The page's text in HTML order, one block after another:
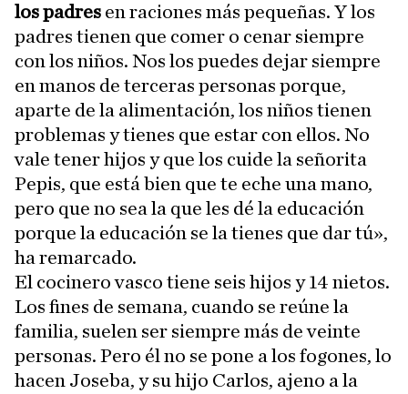
los padres en raciones más pequeñas. Y los
padres tienen que comer o cenar siempre
con los niños. Nos los puedes dejar siempre
en manos de terceras personas porque,
aparte de la alimentación, los niños tienen
problemas y tienes que estar con ellos. No
vale tener hijos y que los cuide la señorita
Pepis, que está bien que te eche una mano,
pero que no sea la que les dé la educación
porque la educación se la tienes que dar tú»,
ha remarcado.
El cocinero vasco tiene seis hijos y 14 nietos.
Los fines de semana, cuando se reúne la
familia, suelen ser siempre más de veinte
personas. Pero él no se pone a los fogones, lo
hacen Joseba, y su hijo Carlos, ajeno a la